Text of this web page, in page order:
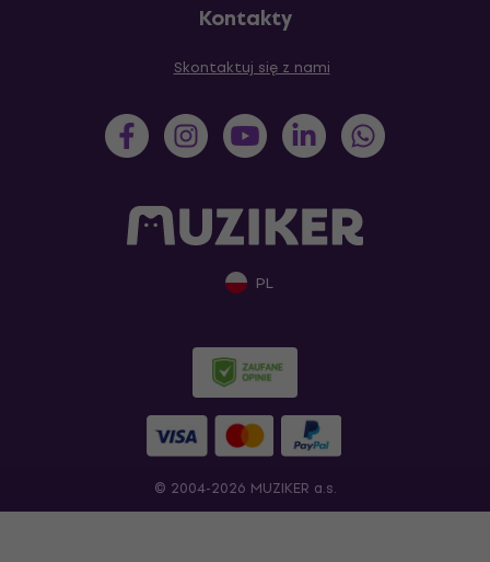
Kontakty
Skontaktuj się z nami
PL
© 2004-2026 MUZIKER a.s.